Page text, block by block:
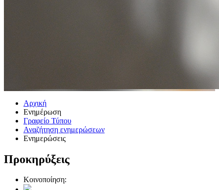
Αρχική
Ενημέρωση
Γραφείο Τύπου
Αναζήτηση ενημερώσεων
Ενημερώσεις
Προκηρύξεις
Κοινοποίηση: